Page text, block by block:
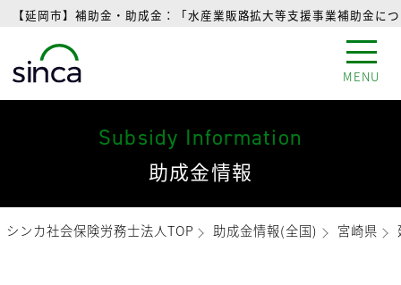
【延岡市】補助金・助成金：「水産業販路拡大等支援事業補助金に
MENU
Subsidy Information
助成金情報
シンカ社会保険労務士法人TOP 助成金情報(全国) 宮崎県